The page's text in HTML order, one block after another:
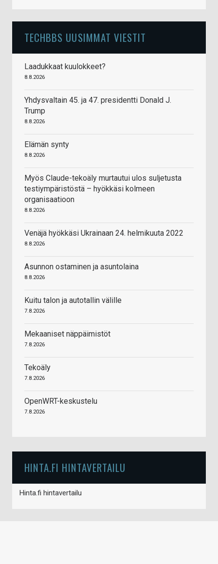
TECHBBS UUSIMMAT VIESTIT
Laadukkaat kuulokkeet?
8.8.2026
Yhdysvaltain 45. ja 47. presidentti Donald J.
Trump
8.8.2026
Elämän synty
8.8.2026
Myös Claude-tekoäly murtautui ulos suljetusta
testiympäristöstä – hyökkäsi kolmeen
organisaatioon
8.8.2026
Venäjä hyökkäsi Ukrainaan 24. helmikuuta 2022
8.8.2026
Asunnon ostaminen ja asuntolaina
8.8.2026
Kuitu talon ja autotallin välille
7.8.2026
Mekaaniset näppäimistöt
7.8.2026
Tekoäly
7.8.2026
OpenWRT-keskustelu
7.8.2026
HINTA.FI HINTAVERTAILU
Hinta.fi hintavertailu